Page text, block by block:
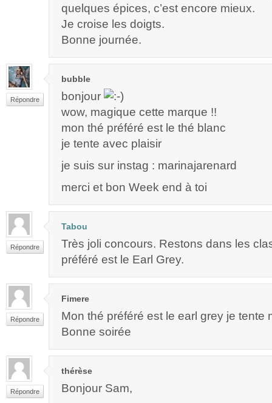
quelques épices, c’est encore mieux.
Je croise les doigts.
Bonne journée.
Répondre
bubble
bonjour
wow, magique cette marque !!
mon thé préféré est le thé blanc
je tente avec plaisir
je suis sur instag : marinajarenard
merci et bon Week end à toi
Répondre
Tabou
Très joli concours. Restons dans les
préféré est le Earl Grey.
Répondre
Fimere
Mon thé préféré est le earl grey je tente
Bonne soirée
Répondre
thérèse
Bonjour Sam,